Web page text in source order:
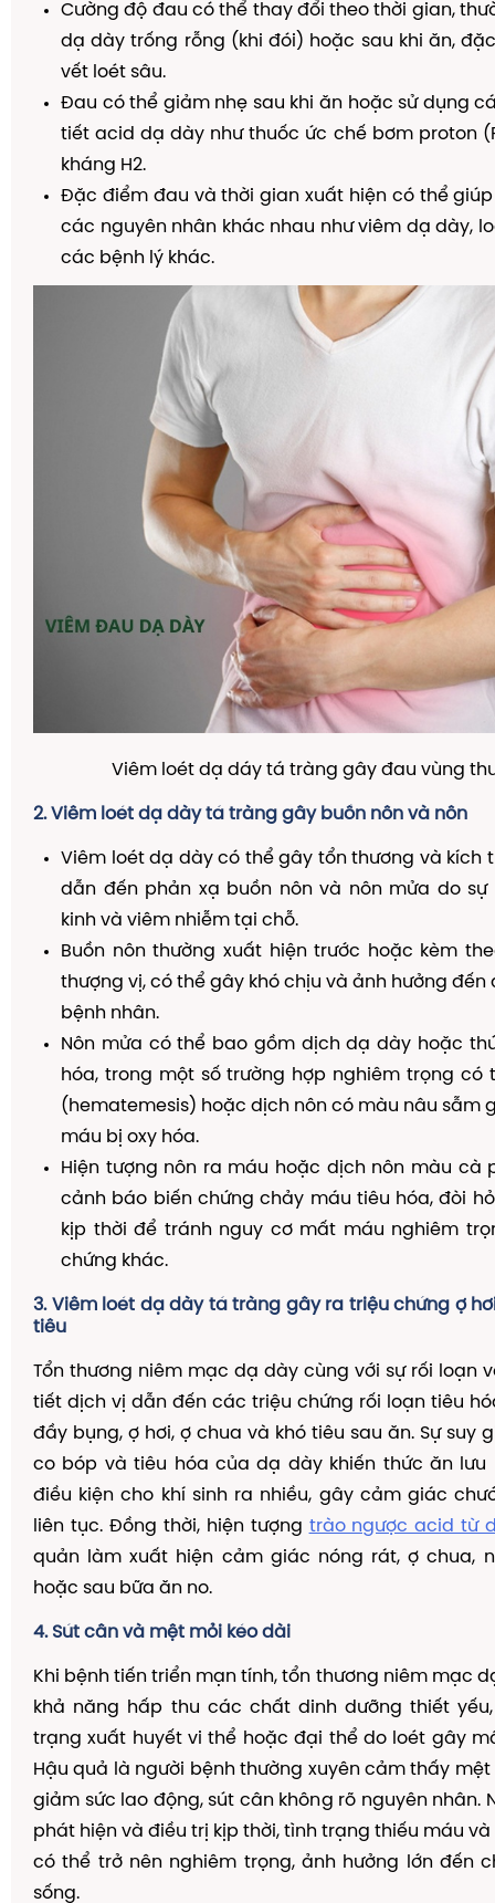
Cường độ đau có thể thay đổi theo thời gian,
dạ dày trống rỗng (khi đói) hoặc sau khi ăn,
vết loét sâu.
Đau có thể giảm nhẹ sau khi ăn hoặc sử dụng
tiết acid dạ dày như thuốc ức chế bơm proton
kháng H2.
Đặc điểm đau và thời gian xuất hiện có thể
các nguyên nhân khác nhau như viêm dạ dày,
các bệnh lý khác.
Viêm loét dạ dáy tá tràng gây đau vùng
2. Viêm loét dạ dày tá tràng gây buồn nôn và nôn
Viêm loét dạ dày có thể gây tổn thương và kích
dẫn đến phản xạ buồn nôn và nôn mửa do sự
kinh và viêm nhiễm tại chỗ.
Buồn nôn thường xuất hiện trước hoặc kèm
thượng vị, có thể gây khó chịu và ảnh hưởng đến
bệnh nhân.
Nôn mửa có thể bao gồm dịch dạ dày hoặc
hóa, trong một số trường hợp nghiêm trọng có
(hematemesis) hoặc dịch nôn có màu nâu sẫm
máu bị oxy hóa.
Hiện tượng nôn ra máu hoặc dịch nôn màu cà
cảnh báo biến chứng chảy máu tiêu hóa, đòi
kịp thời để tránh nguy cơ mất máu nghiêm
chứng khác.
3. Viêm loét dạ dày tá tràng gây ra triệu chứng ợ
tiêu
Tổn thương niêm mạc dạ dày cùng với sự rối loạn
tiết dịch vị dẫn đến các triệu chứng rối loạn tiêu
đầy bụng, ợ hơi, ợ chua và khó tiêu sau ăn. Sự suy
co bóp và tiêu hóa của dạ dày khiến thức ăn lưu
điều kiện cho khí sinh ra nhiều, gây cảm giác
liên tục. Đồng thời, hiện tượng trào ngược acid từ
quản làm xuất hiện cảm giác nóng rát, ợ chua,
hoặc sau bữa ăn no.
4. Sút cân và mệt mỏi kéo dài
Khi bệnh tiến triển mạn tính, tổn thương niêm mạc
khả năng hấp thu các chất dinh dưỡng thiết
trạng xuất huyết vi thể hoặc đại thể do loét gây
Hậu quả là người bệnh thường xuyên cảm thấy mệt
giảm sức lao động, sút cân không rõ nguyên nhân.
phát hiện và điều trị kịp thời, tình trạng thiếu máu
có thể trở nên nghiêm trọng, ảnh hưởng lớn đến
sống.